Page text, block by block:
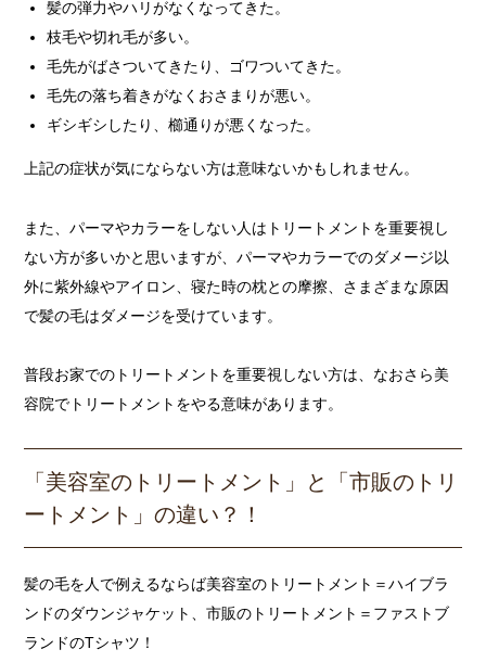
髪の弾力やハリがなくなってきた。
枝毛や切れ毛が多い。
毛先がばさついてきたり、ゴワついてきた。
毛先の落ち着きがなくおさまりが悪い。
ギシギシしたり、櫛通りが悪くなった。
上記の症状が気にならない方は意味ないかもしれません。
また、パーマやカラーをしない人はトリートメントを重要視し
ない方が多いかと思いますが、パーマやカラーでのダメージ以
外に紫外線やアイロン、寝た時の枕との摩擦、さまざまな原因
で髪の毛はダメージを受けています。
普段お家でのトリートメントを重要視しない方は、なおさら美
容院でトリートメントをやる意味があります。
「美容室のトリートメント」と「市販のトリ
ートメント」の違い？！
髪の毛を人で例えるならば美容室のトリートメント＝ハイブラ
ンドのダウンジャケット、市販のトリートメント＝ファストブ
ランドのTシャツ！